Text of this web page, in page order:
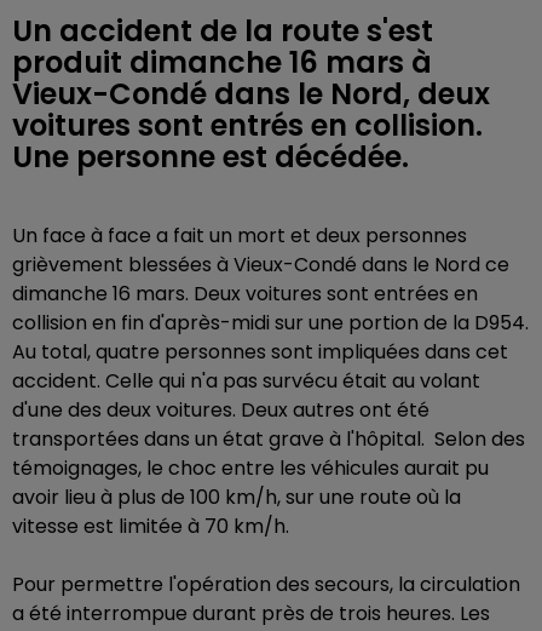
Un accident de la route s'est
produit dimanche 16 mars à
Vieux-Condé dans le Nord, deux
voitures sont entrés en collision.
Une personne est décédée.
Un face à face a fait un mort et deux personnes
grièvement blessées à Vieux-Condé dans le Nord ce
dimanche 16 mars. Deux voitures sont entrées en
collision en fin d'après-midi sur une portion de la D954.
Au total, quatre personnes sont impliquées dans cet
accident. Celle qui n'a pas survécu était au volant
d'une des deux voitures. Deux autres ont été
transportées dans un état grave à l'hôpital. Selon des
témoignages, le choc entre les véhicules aurait pu
avoir lieu à plus de 100 km/h, sur une route où la
vitesse est limitée à 70 km/h.
Pour permettre l'opération des secours, la circulation
a été interrompue durant près de trois heures. Les